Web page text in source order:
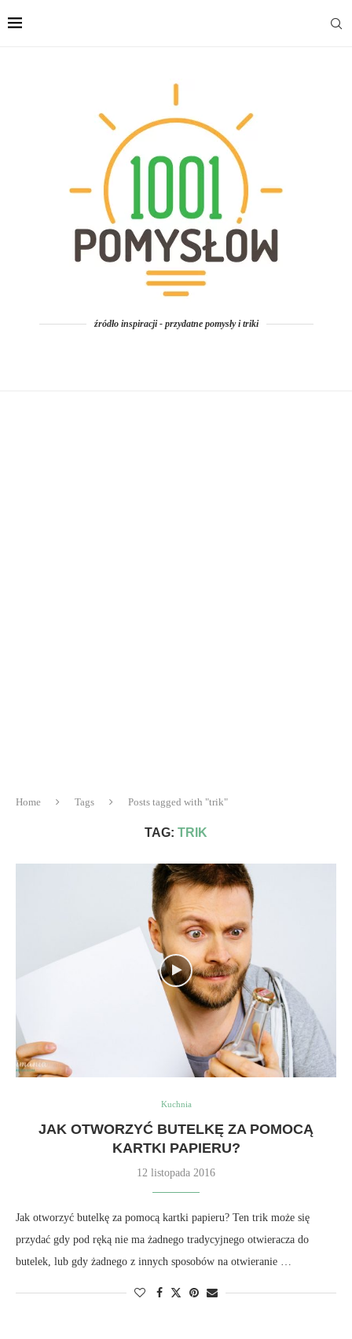
źródło inspiracji - przydatne pomysły i triki
Home Tags Posts tagged with "trik"
TAG: TRIK
Kuchnia
JAK OTWORZYĆ BUTELKĘ ZA POMOCĄ
KARTKI PAPIERU?
12 listopada 2016
Jak otworzyć butelkę za pomocą kartki papieru? Ten trik może się
przydać gdy pod ręką nie ma żadnego tradycyjnego otwieracza do
butelek, lub gdy żadnego z innych sposobów na otwieranie …